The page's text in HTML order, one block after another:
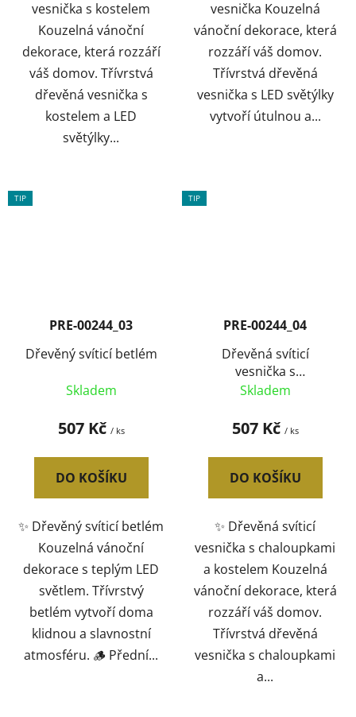
vesnička s kostelem
Kouzelná vánoční
dekorace, která rozzáří
váš domov. Třívrstvá
dřevěná vesnička s
kostelem a LED
světýlky...
vesnička Kouzelná
vánoční dekorace, která
rozzáří váš domov.
Třívrstvá dřevěná
vesnička s LED světýlky
vytvoří útulnou a...
TIP
PRE-00244_03
Dřevěný svíticí betlém
Skladem
507 Kč / ks
DO KOŠÍKU
✨ Dřevěný svíticí betlém
Kouzelná vánoční
dekorace s teplým LED
světlem. Třívrstvý
betlém vytvoří doma
klidnou a slavnostní
atmosféru. 🪵 Přední...
TIP
PRE-00244_04
Dřevěná svíticí
vesnička s
chaloupkama a
Skladem
507 Kč / ks
DO KOŠÍKU
✨ Dřevěná svíticí
vesnička s chaloupkami
a kostelem Kouzelná
vánoční dekorace, která
rozzáří váš domov.
Třívrstvá dřevěná
vesnička s chaloupkami
a...